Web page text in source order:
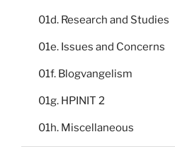
01d. Research and Studies
01e. Issues and Concerns
01f. Blogvangelism
01g. HPINIT 2
01h. Miscellaneous